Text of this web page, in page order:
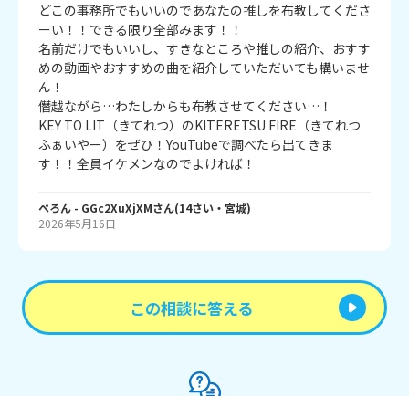
どこの事務所でもいいのであなたの推しを布教してくださ
ーい！！できる限り全部みます！！
名前だけでもいいし、すきなところや推しの紹介、おすす
めの動画やおすすめの曲を紹介していただいても構いませ
ん！
僭越ながら…わたしからも布教させてください…！
KEY TO LIT（きてれつ）のKITERETSU FIRE（きてれつ
ふぁいやー）をぜひ！YouTubeで調べたら出てきま
す！！全員イケメンなのでよければ！
ぺろん - GGc2XuXjXMさん(14さい・ 宮城)
2026年5月16日
この相談に答える